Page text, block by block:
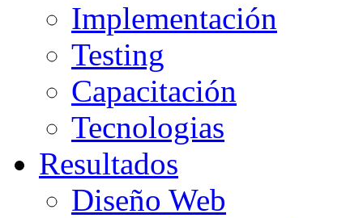
Implementación
Testing
Capacitación
Tecnologias
Resultados
Diseño Web